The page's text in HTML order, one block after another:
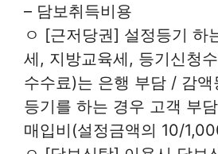
– 담보취득비용
ㅇ [근저당권] 설정등기 하
세, 지방교육세, 등기신청
수수료)는 은행 부담 / 감
등기를 하는 경우 고객 부
매입비(설정금액의 10/